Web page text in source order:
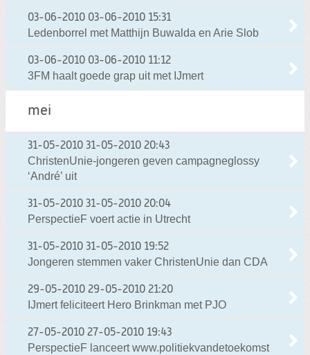
03-06-2010 03-06-2010 15:31
Ledenborrel met Matthijn Buwalda en Arie Slob
03-06-2010 03-06-2010 11:12
3FM haalt goede grap uit met IJmert
mei
31-05-2010 31-05-2010 20:43
ChristenUnie-jongeren geven campagneglossy
‘André’ uit
31-05-2010 31-05-2010 20:04
PerspectieF voert actie in Utrecht
31-05-2010 31-05-2010 19:52
Jongeren stemmen vaker ChristenUnie dan CDA
29-05-2010 29-05-2010 21:20
IJmert feliciteert Hero Brinkman met PJO
27-05-2010 27-05-2010 19:43
PerspectieF lanceert www.politiekvandetoekomst